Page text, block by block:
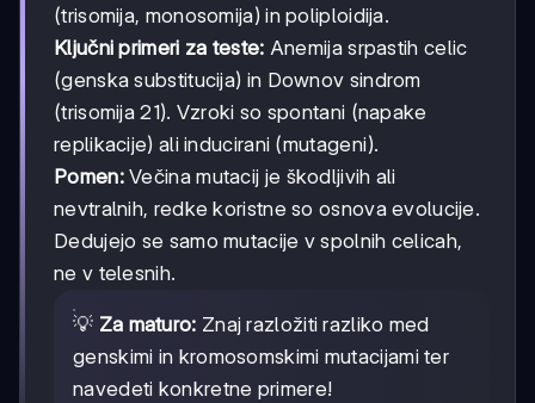
(trisomija, monosomija) in poliploidija.
Ključni primeri za teste: Anemija srpastih celic
(genska substitucija) in Downov sindrom
(trisomija 21). Vzroki so spontani (napake
replikacije) ali inducirani (mutageni).
Pomen:Večina mutacij je škodljivih ali
nevtralnih, redke koristne so osnova evolucije.
Dedujejo se samo mutacije v spolnih celicah,
ne v telesnih.
💡 Za maturo: Znaj razložiti razliko med
genskimi in kromosomskimi mutacijami ter
navedeti konkretne primere!